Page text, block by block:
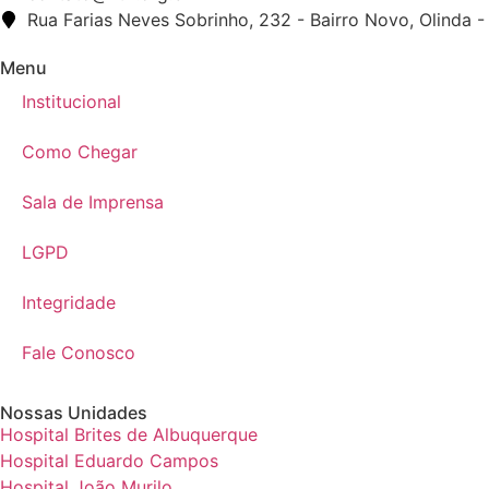
Rua Farias Neves Sobrinho, 232 - Bairro Novo, Olinda -
Menu
Institucional
Como Chegar
Sala de Imprensa
LGPD
Integridade
Fale Conosco
Nossas Unidades
Hospital Brites de Albuquerque
Hospital Eduardo Campos